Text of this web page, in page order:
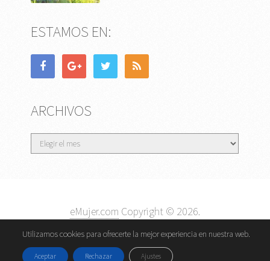
ESTAMOS EN:
ARCHIVOS
Archivos
eMujer.com Copyright © 2026.
Contactar
|| Datos Legales y Privacidad
Política de
Utilizamos cookies para ofrecerte la mejor experiencia en nuestra web.
Aceptar Rechazar Ajustes